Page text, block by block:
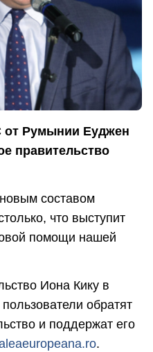
от Румынии Еуджен
правительство
составом
что выступит
помощи нашей
Иона Кику в
обратят
и поддержат его
.